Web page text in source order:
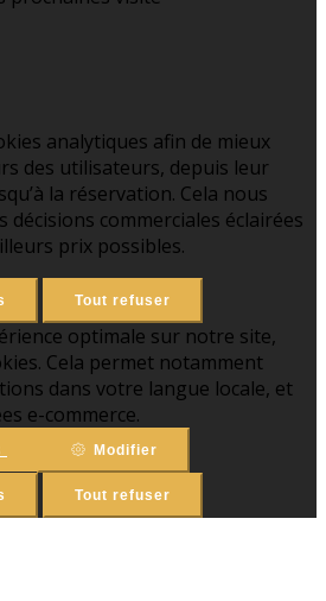
analytiques afin de mieux
des utilisateurs, depuis leur
la réservation. Cela nous
décisions commerciales éclairées
prix possibles.
Tout refuser
optimale sur notre site,
Cela permet notamment
dans votre langue locale, et
e-commerce.
Modifier
Tout refuser